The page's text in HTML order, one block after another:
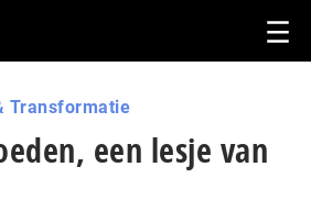
Transformatie
een lesje van